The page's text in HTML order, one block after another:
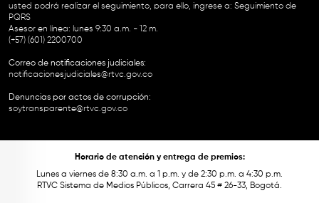
usted podrá realizar el seguimiento, para ello, ingrese a: Seguimiento de
PQRS
Asesor en línea: lunes 9:30 a.m. - 12 m.
(+57) (601) 2200700
Correo de notificaciones judiciales:
notificacionesjudiciales@rtvc.gov.co
Denuncias por actos de corrupción:
soytransparente@rtvc.gov.co
Horario de atención y entrega de premios:
Lunes a viernes de 8:30 a.m. a 1 p.m. y de 2:30 p.m. a 4:30 p.m.
RTVC Sistema de Medios Públicos, Carrera 45 # 26-33, Bogotá.